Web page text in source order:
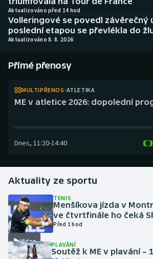
Biatlon
Boby a skeleton
Box
Curling
Futsal
Golf
Gymnastika
Házená
AZ kvíz
Aktualizováno před 14 hod
Volleringové se povedl závěrečný
poslední etapou se převlékla do
Aktualizováno 8. 8. 2026
Přímé přenosy
MULTIPŘENOS ATLETIKA
ME v atletice 2026: dopolední
Dnes, 11:20-14:40
Aktuality ze sportu
Video
TENIS
Menšíkova jízda v
ve čtvrtfinále ho čeká
Před 1 hod
PLAVÁNÍ
Soutěž k ME v plavání –